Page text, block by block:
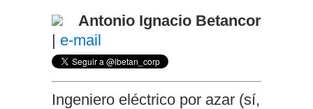
Antonio Ignacio Betancor
| e-mail
Ingeniero eléctrico por azar (sí,